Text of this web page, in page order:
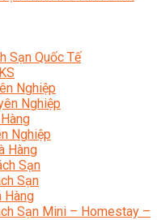
Sạn Quốc Tế
Nghiệp
Nghiệp
Nghiệp
Hàng
Sạn
Sạn
Hàng
Sạn Mini – Homestay –